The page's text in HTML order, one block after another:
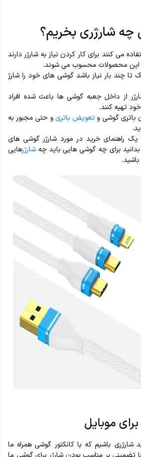
چه شارژری بخریم؟
می کنند برای کار کردن نیاز به شارژر دارند
این محصولات محسوب می شوند.
چند بار نیاز باشد گوشی های خود را شارژ
از داخل جعبه گوشی ها باعث شده افراد
تهیه کنند.
گوشی و تعویض باتریو حتی مجبور به
راهنمای خرید در مورد شارژر گوشی های
بدانید برای چه گوشی هایی باید چه شارژرهایی
باشید.
موبایل
باشیم که با کانکتور گوشی همراه ما